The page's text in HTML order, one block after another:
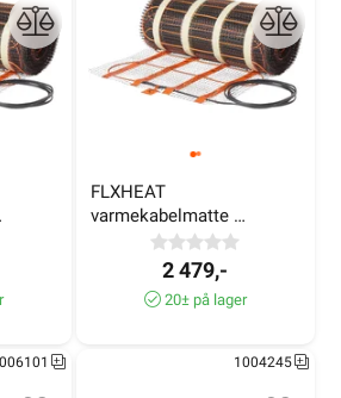
FLXHEAT
varmekabelmatte
150W/m² 2,2m² 320W
2 479,-
20± på lager
1004245